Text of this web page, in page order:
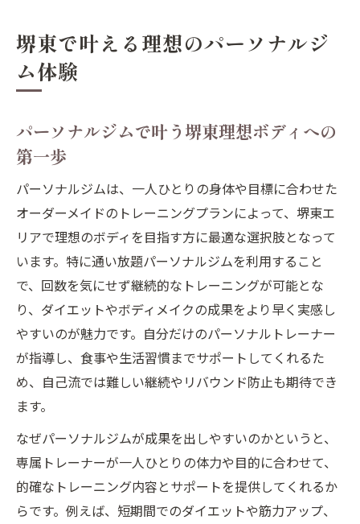
ダイエット目的で堺東パーソナルジムが選
ばれるワケ
ポート
通い放題で続けるダイエットの新常識
さ
堺東で人気の通い放題ジムが選ばれる理由
パーソナルジム通い放題で得られる効果実
感
ダイエット継続に繋がる通い放題プランの
特徴
パーソナルジム通い放題を賢く活用するコ
ツ
パーソナルジムで短期間の成果を実感する
秘訣
堺東のパーソナルジムが成果にこだわる理
由
堺東で叶える理想のパーソナルジ
ム体験
パーソナルジムで叶う堺東理想ボディへの
第一歩
パーソナルジムは、一人ひとりの身体や目標に合わせた
オーダーメイドのトレーニングプランによって、堺東エ
リアで理想のボディを目指す方に最適な選択肢となって
います。特に通い放題パーソナルジムを利用すること
で、回数を気にせず継続的なトレーニングが可能とな
り、ダイエットやボディメイクの成果をより早く実感し
やすいのが魅力です。自分だけのパーソナルトレーナー
が指導し、食事や生活習慣までサポートしてくれるた
め、自己流では難しい継続やリバウンド防止も期待でき
ます。
なぜパーソナルジムが成果を出しやすいのかというと、
専属トレーナーが一人ひとりの体力や目的に合わせて、
的確なトレーニング内容とサポートを提供してくれるか
らです。例えば、短期間でのダイエットや筋力アップ、